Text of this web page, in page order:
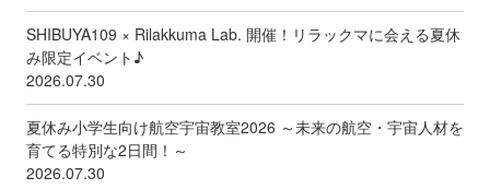
SHIBUYA109 × Rilakkuma Lab. 開催！リラックマに会える夏休
み限定イベント♪
2026.07.30
夏休み小学生向け航空宇宙教室2026 ～未来の航空・宇宙人材を
育てる特別な2日間！～
2026.07.30